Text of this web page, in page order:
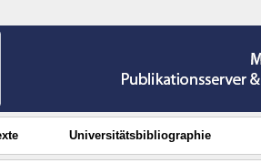
Universitätsbibliographie